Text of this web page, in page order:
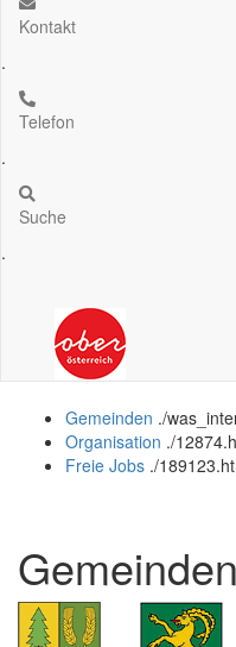
Kontakt
.
Telefon
.
Suche
.
Gemeinden ./
Organisation ./
Freie Jobs ./